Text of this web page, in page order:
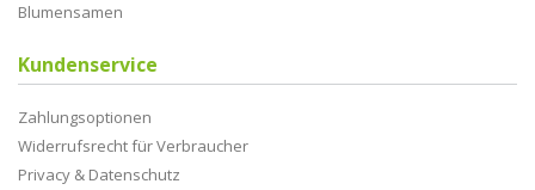
Blumensamen
Kundenservice
Zahlungsoptionen
Widerrufsrecht für Verbraucher
Privacy & Datenschutz